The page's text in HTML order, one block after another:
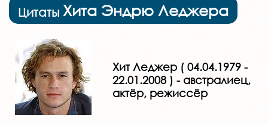
Цитаты Хита Эндрю Леджера
Хит Леджер ( 04.04.1979 -
22.01.2008 ) - австралиец,
актёр, режиссёр